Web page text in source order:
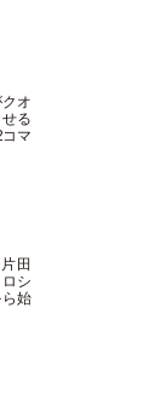
オ
る
マ
田
シ
始